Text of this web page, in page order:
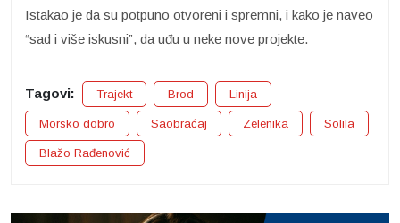
Istakao je da su potpuno otvoreni i spremni, i kako je naveo
“sad i više iskusni”, da uđu u neke nove projekte.
Tagovi: Trajekt Brod Linija
Morsko dobro Saobraćaj Zelenika Solila
Blažo Rađenović